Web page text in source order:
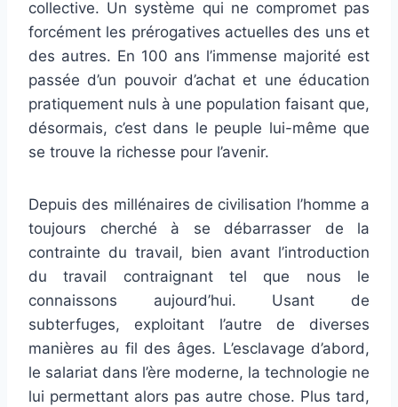
collective. Un système qui ne compromet pas
forcément les prérogatives actuelles des uns et
des autres. En 100 ans l’immense majorité est
passée d’un pouvoir d’achat et une éducation
pratiquement nuls à une population faisant que,
désormais, c’est dans le peuple lui-même que
se trouve la richesse pour l’avenir.
Depuis des millénaires de civilisation l’homme a
toujours cherché à se débarrasser de la
contrainte du travail, bien avant l’introduction
du travail contraignant tel que nous le
connaissons aujourd’hui. Usant de
subterfuges, exploitant l’autre de diverses
manières au fil des âges. L’esclavage d’abord,
le salariat dans l’ère moderne, la technologie ne
lui permettant alors pas autre chose. Plus tard,